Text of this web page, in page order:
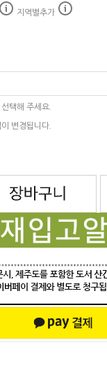
지역별추가
택해 주세요.
변경됩니다.